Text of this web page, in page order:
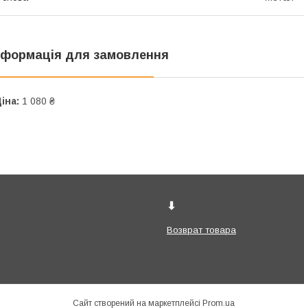
для замовлення
1 080 ₴
⬇
Возврат товара
Сайт створений на маркетплейсі Prom.ua